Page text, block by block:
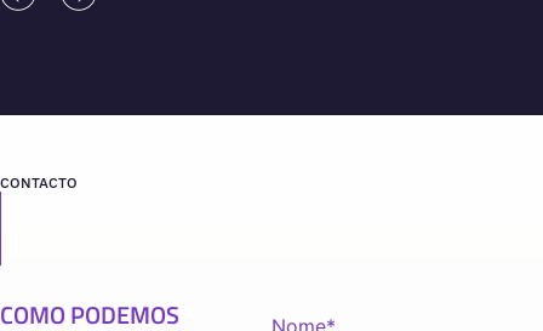
CONTACTO
COMO PODEMOS